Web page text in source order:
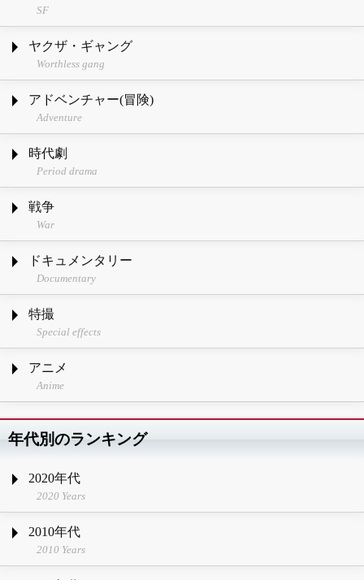
SF
ヤクザ・ギャング
Worthless gang
アドベンチャー(冒険)
Adventure
時代劇
Period drama
戦争
War
ドキュメンタリー
Documentary
特撮
Special effects
アニメ
Anime
年代別のランキング
2020年代
2020 Years
2010年代
2010 Years